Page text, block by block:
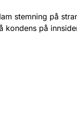
stemning på
kondens på